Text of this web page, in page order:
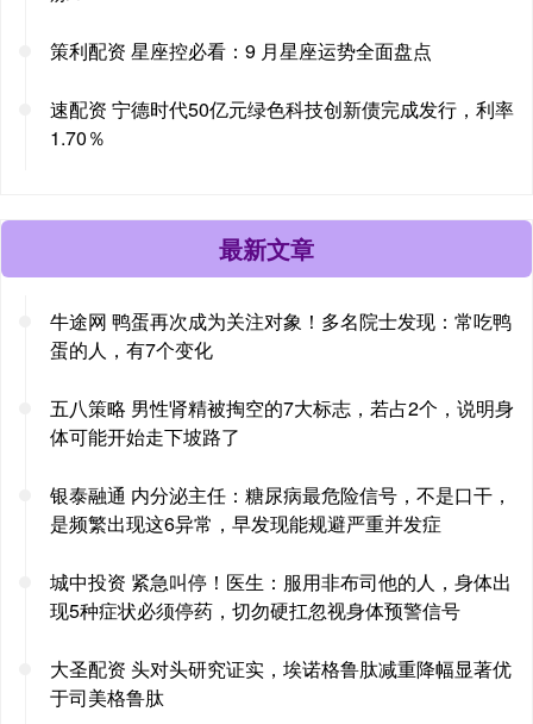
策利配资 星座控必看：9 月星座运势全面盘点
速配资 宁德时代50亿元绿色科技创新债完成发行，利率
1.70％
最新文章
牛途网 鸭蛋再次成为关注对象！多名院士发现：常吃鸭
蛋的人，有7个变化
五八策略 男性肾精被掏空的7大标志，若占2个，说明身
体可能开始走下坡路了
银泰融通 内分泌主任：糖尿病最危险信号，不是口干，
是频繁出现这6异常，早发现能规避严重并发症
城中投资 紧急叫停！医生：服用非布司他的人，身体出
现5种症状必须停药，切勿硬扛忽视身体预警信号
大圣配资 头对头研究证实，埃诺格鲁肽减重降幅显著优
于司美格鲁肽